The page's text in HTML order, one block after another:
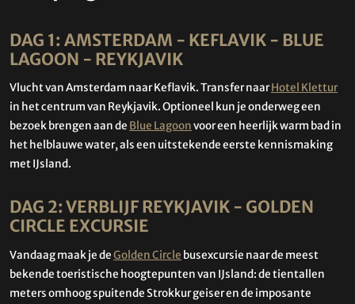
DAG 1: AMSTERDAM - KEFLAVIK - BLUE
LAGOON - REYKJAVIK
Vlucht van Amsterdam naar Keflavik. Transfer naarHotel Klettur
in het centrum van Reykjavik. Optioneel kun je onderweg een
bezoek brengen aan de Blue Lagoonvoor een heerlijk warm bad in
het helblauwe water, als een uitstekende eerste kennismaking
met IJsland.
DAG 2: VERBLIJF REYKJAVIK - GOLDEN
CIRCLE EXCURSIE
Vandaag maak je deGolden Circle busexcursie naar de meest
bekende toeristische hoogtepunten van IJsland: de tientallen
meters omhoog spuitende Strokkur geiser en de imposante